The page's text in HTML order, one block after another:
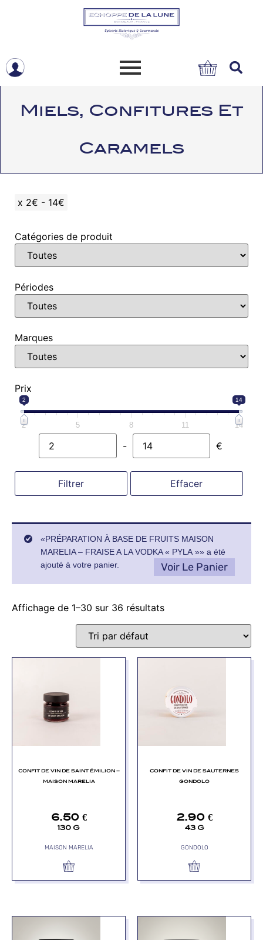
Miels, Confitures Et
Caramels
x 2€ - 14€
Catégories de produit
Périodes
Marques
Prix
2 14
2 5 8 11 14
Minimum Price
- Maximum Price €
Filtrer Effacer
«PRÉPARATION À BASE DE FRUITS MAISON
MARELIA – FRAISE A LA VODKA « PYLA »» a été
ajouté à votre panier.
Voir Le Panier
Affichage de 1–30 sur 36 résultats
CONFIT DE VIN DE SAINT ÉMILION –
MAISON MARELIA
6.50 €
130 G
MAISON MARELIA
CONFIT DE VIN DE SAUTERNES
GONDOLO
2.90 €
43 G
GONDOLO